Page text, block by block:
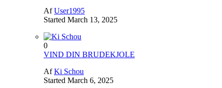
AfUser1995
Started March 13, 2025
0
VIND DIN BRUDEKJOLE
AfKi Schou
Started March 6, 2025